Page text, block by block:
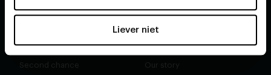
Liever niet
Second chance
About
Our story